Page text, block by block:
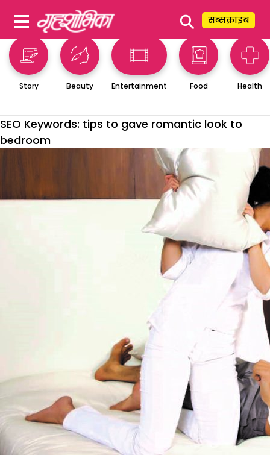
⚲ सब्सक्राइब
Story Beauty Entertainment Food Health
SEO Keywords: tips to gave romantic look to
bedroom